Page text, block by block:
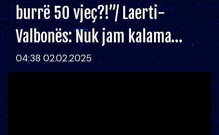
burrë 50 vjeç?!”/ Laerti-
Valbonës: Nuk jam kalama…
04:38 02.02.2025